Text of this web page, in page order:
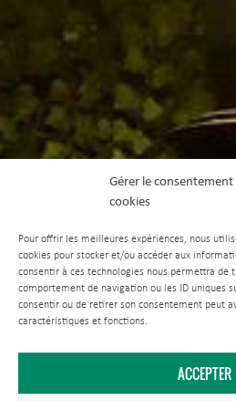
Gérer le consentement
cookies
Pour offrir les meilleures expériences, nous
cookies pour stocker et/ou accéder aux
consentir à ces technologies nous permettra de
comportement de navigation ou les ID uniques
consentir ou de retirer son consentement peut
caractéristiques et fonctions.
ACCEPTER